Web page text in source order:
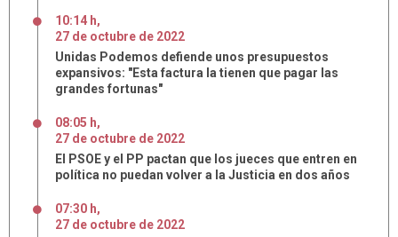
10:14 h,
27 de octubre de 2022
Unidas Podemos defiende unos presupuestos
expansivos: "Esta factura la tienen que pagar las
grandes fortunas"
08:05 h,
27 de octubre de 2022
El PSOE y el PP pactan que los jueces que entren en
política no puedan volver a la Justicia en dos años
07:30 h,
27 de octubre de 2022